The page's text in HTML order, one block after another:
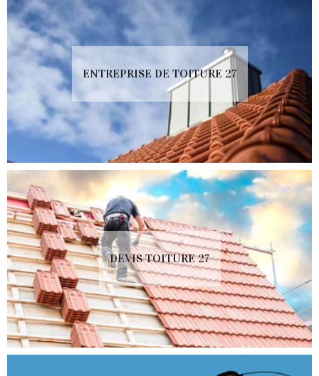
ENTREPRISE DE TOITURE 27
DEVIS TOITURE 27